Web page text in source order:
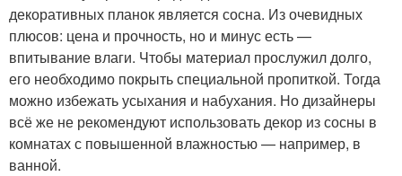
декоративных планок является сосна. Из очевидных
плюсов: цена и прочность, но и минус есть —
впитывание влаги. Чтобы материал прослужил долго,
его необходимо покрыть специальной пропиткой. Тогда
можно избежать усыхания и набухания. Но дизайнеры
всё же не рекомендуют использовать декор из сосны в
комнатах с повышенной влажностью — например, в
ванной.